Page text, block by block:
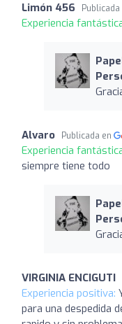
Limón 456 Publicada
Experiencia
Alvaro Publicada en
Experiencia
siempre tiene todo
VIRGINIA ENCIGUTI
Experiencia positiva:
para una despedida